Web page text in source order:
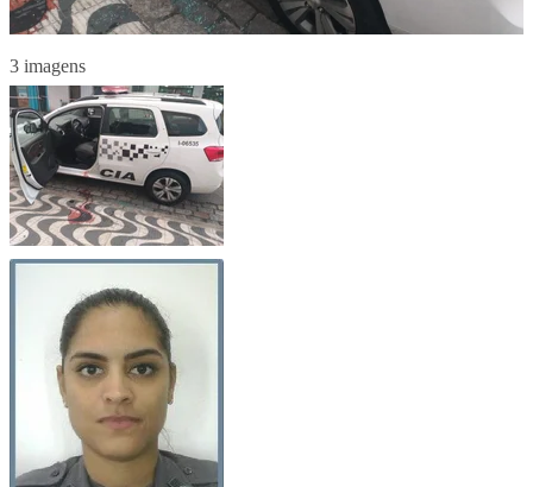
3 imagens